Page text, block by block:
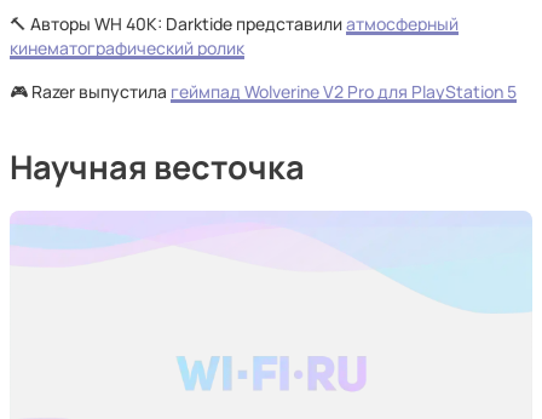
🔨 Авторы WH 40K: Darktide представилиатмосферный
кинематографический ролик
🎮 Razer выпустила геймпад Wolverine V2 Pro для PlayStation 5
Научная весточка